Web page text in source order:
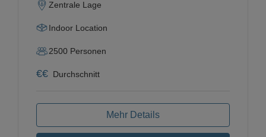
Zentrale Lage
Indoor Location
2500 Personen
€€ Durchschnitt
Mehr Details